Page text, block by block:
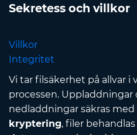
Sekretess och villkor
Villkor
Integritet
Vi tar filsäkerhet på allvar i
processen. Uppladdningar
nedladdningar säkras med
kryptering, filer behandlas